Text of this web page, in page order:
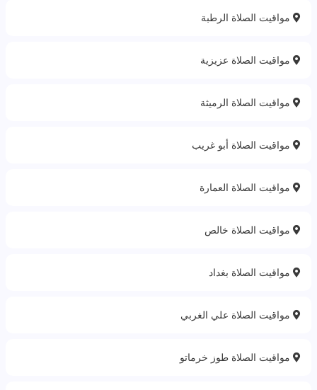
مواقيت الصلاة الرطبة
مواقيت الصلاة عزيزية
مواقيت الصلاة الرميثة
مواقيت الصلاة أبو غريب
مواقيت الصلاة العمارة
مواقيت الصلاة خالص
مواقيت الصلاة بغداد
مواقيت الصلاة علي الغربي
مواقيت الصلاة طوز خرماتو